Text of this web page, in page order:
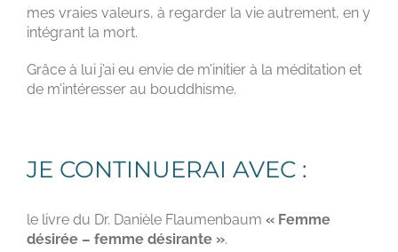
mes vraies valeurs, à regarder la vie autrement, en y
intégrant la mort.
Grâce à lui j’ai eu envie de m’initier à la méditation et
de m’intéresser au bouddhisme.
JE CONTINUERAI AVEC :
le livre du Dr. Danièle Flaumenbaum « Femme
désirée – femme désirante ».